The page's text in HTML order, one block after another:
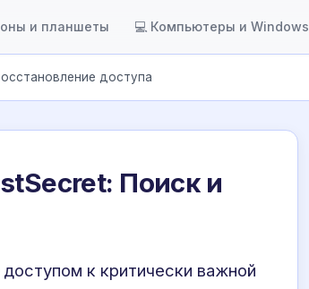
и планшеты 💻 Компьютеры и Windows
доступа
Поиск и
к критически важной